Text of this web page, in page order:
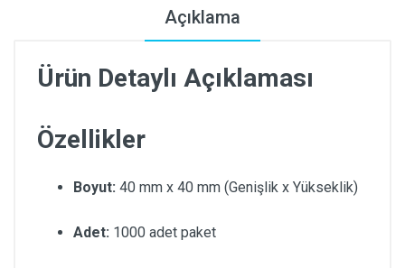
Açıklama
Ürün Detaylı Açıklaması
Özellikler
Boyut: 40 mm x 40 mm (Genişlik x Yükseklik)
Adet: 1000 adet paket